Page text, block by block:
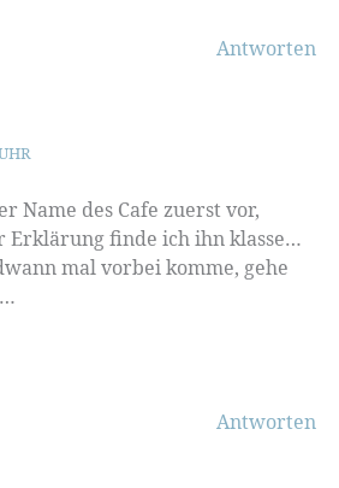
Antworten
Name des Cafe zuerst vor,
Erklärung finde ich ihn klasse…
mal vorbei komme, gehe
Antworten